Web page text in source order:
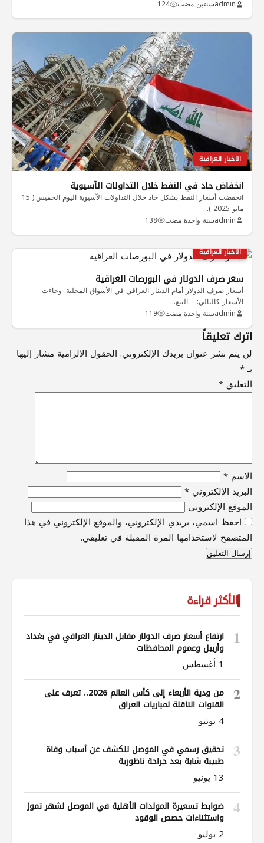
adminسنتين مضت 124
الاخبار العراقية
انخفاض حاد في النفط خلال التداولات الآسيوية
انخفضت أسعار النفط بشكل حاد خلال التداولات الآسيوية اليوم الخميس.( 15
مايو 2025 )…
adminسنة واحدة مضت 138
الاخبار العراقية
سعر صرف الدولار في البورصات العراقية
أسعار صرف الدولار أمام الدينار العراقي في الأسواق المحلية. وجاءت
الأسعار كالتالي: – البيع…
adminسنة واحدة مضت 119
اترك تعليقاً
لن يتم نشر عنوان بريدك الإلكتروني. الحقول الإلزامية مشار إليها
بـ*
التعليق*
الاسم *
البريد الإلكتروني *
الموقع الإلكتروني
احفظ اسمي، بريدي الإلكتروني، والموقع الإلكتروني في هذا
المتصفح لاستخدامها المرة المقبلة في تعليقي.
الأكثر قراءة
1 ارتفاع أسعار صرف الدولار مقابل الدينار العراقي في بغداد
وأربيل وعموم المحافظات
1 أغسطس
2 من ودية الأربعاء إلى كأس العالم 2026.. تعرف على
القنوات الناقلة لمباريات العراق
4 يونيو
3 تحقيق رسمي في الموصل للكشف عن أسباب وفاة
طبيبة شابة بعد جراحة ناظورية
13 يونيو
4 ضوابط تسعيرة المولدات الأهلية في الموصل لشهر تموز
واستثناءات حصص الوقود
2 يوليو